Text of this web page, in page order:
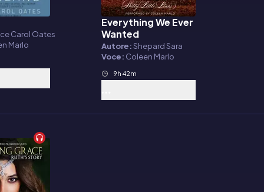
Carol Oates
Marlo
Audiolibro
Everything We Ever
Wanted
Autore:Shepard Sara
Voce: Coleen Marlo
9h 42m